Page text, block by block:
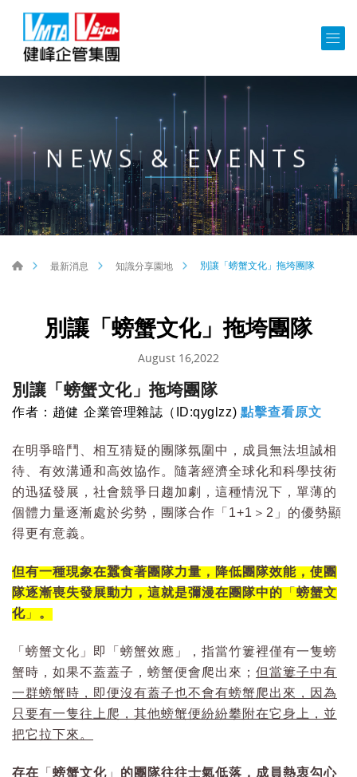
NEWS & EVENTS
最新消息 知識分享園地 別讓「螃蟹文化」拖垮團隊
別讓「螃蟹文化」拖垮團隊
August 16,2022
別讓「螃蟹文化」拖垮團隊
作者：趙健 企業管理雜誌（ID:qyglzz) 點擊查看原文
在明爭暗鬥、相互猜疑的團隊氛圍中，成員無法坦誠相
待、有效溝通和高效協作。 隨著經濟全球化和科學技術
的迅猛發展，社會競爭日趨加劇，這種情況下，單薄的
個體力量逐漸處於劣勢，團隊合作「1+1＞2」的優勢顯
得更有意義。
但有一種現象在蠶食著團隊力量，降低團隊效能，使團
隊逐漸喪失發展動力，這就是彌漫在團隊中的 「 螃蟹文
化 」 。
「螃蟹文化」即「螃蟹效應」，指當竹簍裡僅有一隻螃
蟹時，如果不蓋蓋子，螃蟹便會爬出來； 但當簍子中有
一群螃蟹時，即便沒有蓋子也不會有螃蟹爬出來，因為
只要有一隻往上爬，其他螃蟹便紛紛攀附在它身上，並
把它拉下來。
存在 「 螃蟹文化 」 的團隊往往士氣低落，成員熱衷勾心